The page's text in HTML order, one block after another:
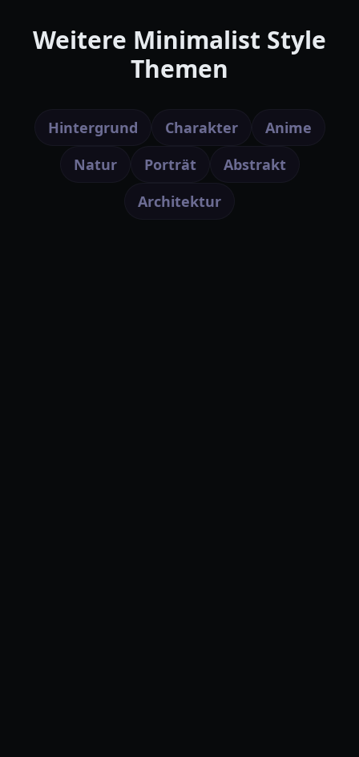
Weitere Minimalist Style
Themen
Hintergrund Charakter
Anime
Natur
Porträt
Abstrakt
Architektur